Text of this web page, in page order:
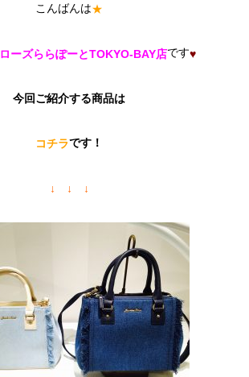
こんばんは★
ーズららぽーとTOKYO-BAY店です♥
今回ご紹介する商品は
コチラです！
↓ ↓ ↓